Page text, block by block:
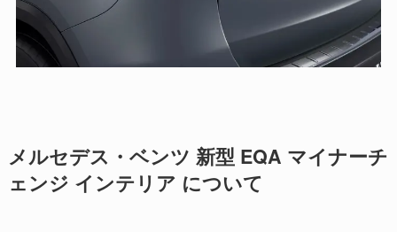
メルセデス・ベンツ 新型 EQA マイナーチ
ェンジ インテリア について